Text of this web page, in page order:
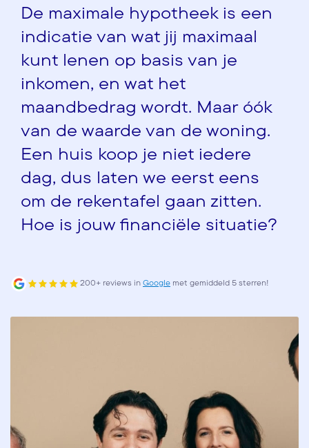
De maximale hypotheek is een
indicatie van wat jij maximaal
kunt lenen op basis van je
inkomen, en wat het
maandbedrag wordt. Maar óók
van de waarde van de woning.
Een huis koop je niet iedere
dag, dus laten we eerst eens
om de rekentafel gaan zitten.
Hoe is jouw financiële situatie?
200+ reviews inGoogle met gemiddeld 5 sterren!